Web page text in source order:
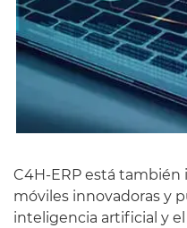
C4H-ERP está
móviles innovadoras y
inteligencia artificial y